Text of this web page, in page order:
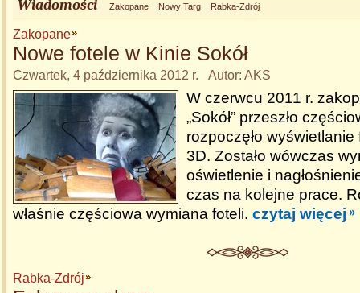
Wiadomości Zakopane Nowy Targ Rabka-Zdrój
Zakopane
Nowe fotele w Kinie Sokół
Czwartek, 4 października 2012 r. Autor: AKS
W czerwcu 2011 r.
„Sokół” przeszło
rozpoczęło
3D. Zostało wówczas
oświetlenie i
czas na kolejne prace.
właśnie częściowa wymiana foteli. czytaj więcej
Rabka-Zdrój